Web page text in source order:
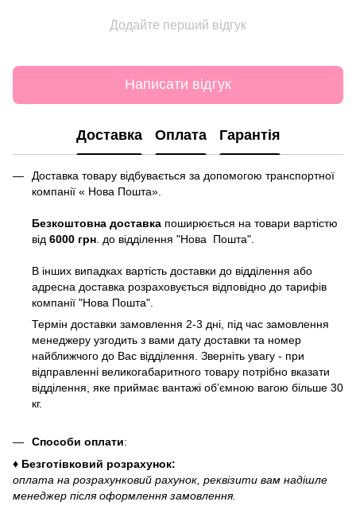
Додайте перший відгук
Написати відгук
Доставка Оплата Гарантія
Доставка товару відбувається за допомогою транспортної
компанії « Нова Пошта».
Безкоштовна доставка поширюється на товари вартістю
від 6000 грн . до відділення "Нова Пошта".
В інших випадках вартість доставки до відділення або
адресна доставка розраховується відповідно до тарифів
компанії "Нова Пошта".
Термін доставки замовлення 2-3 дні, під час замовлення
менеджеру узгодить з вами дату доставки та номер
найближчого до Вас відділення. Зверніть увагу - при
відправленні великогабаритного товару потрібно вказати
відділення, яке приймає вантажі об’ємною вагою більше 30
кг.
Способи оплати:
♦ Безготівковий розрахунок:
оплата на розрахунковий рахунок, реквізити вам надішле
менеджер після оформлення замовлення.